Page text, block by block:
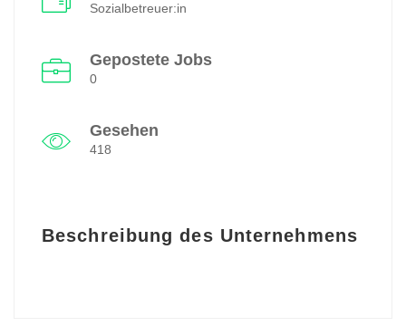
Sozialbetreuer:in
Gepostete Jobs
0
Gesehen
418
Beschreibung des Unternehmens